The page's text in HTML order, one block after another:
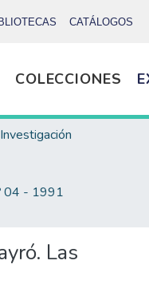
CATÁLOGOS
COLECCIONES
04 - 1991
Las